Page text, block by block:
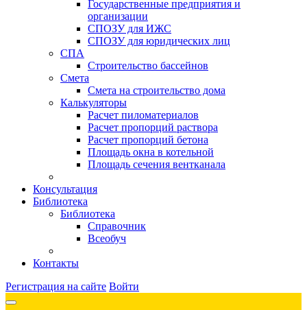
Государственные предприятия и
организации
СПОЗУ для ИЖС
СПОЗУ для юридических лиц
СПА
Строительство бассейнов
Смета
Смета на строительство дома
Калькуляторы
Расчет пиломатериалов
Расчет пропорций раствора
Расчет пропорций бетона
Площадь окна в котельной
Площадь сечения вентканала
Консультация
Библиотека
Библиотека
Справочник
Всеобуч
Контакты
Регистрация на сайте Войти